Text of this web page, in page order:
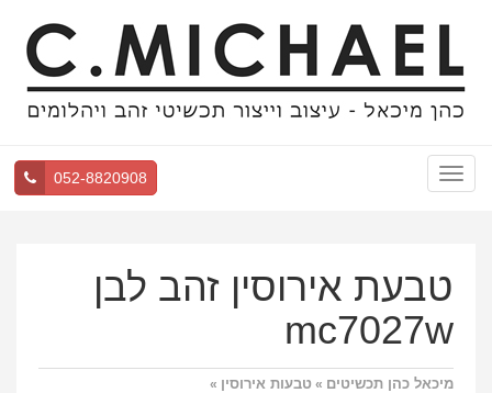
Toggle
navigation
052-8820908
טבעת אירוסין זהב לבן
mc7027w
מיכאל כהן תכשיטים » טבעות אירוסין »